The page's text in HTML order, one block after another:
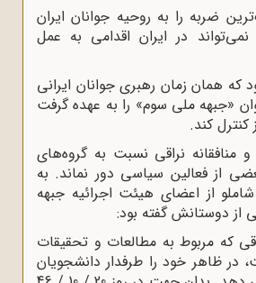
ضربه را به روحیه جوانان ایران
در ایران اقدامی به عمل
که همان زمان رهبری جوانان ایرانی
«جبهه ملی سوم» را به عهده گرفت
کنترل کند.
و منافقانه نراقی نسبت به گروه‌های
از فعالین سیاسی دور نماند. به
شاملو از اعضای هیئت اجرائیه جبهه
از دوستانش گفته‌ بود:
که مربوط به مطالعات و تحقیقات
در ظاهر خود را طرفدار دانشجویان